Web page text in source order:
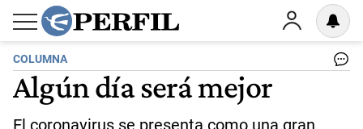
COLUMNA
Algún día será mejor
El coronavirus se presenta como una gran